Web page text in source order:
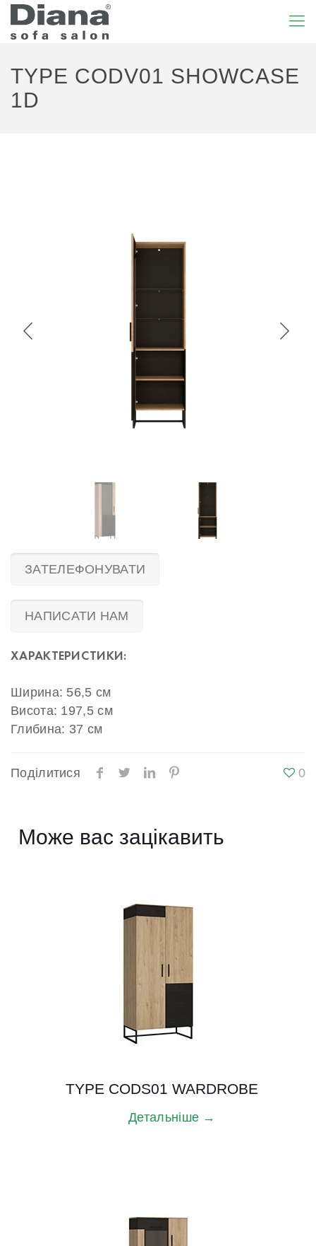
TYPE CODV01 SHOWCASE
1D
ЗАТЕЛЕФОНУВАТИ
НАПИСАТИ НАМ
ХАРАКТЕРИСТИКИ:
Ширина: 56,5 см
Висота: 197,5 см
Глибина: 37 см
Поділитися 0
Може вас зацікавить
TYPE CODS01 WARDROBE
Детальніше →